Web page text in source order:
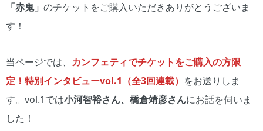
「赤鬼」 のチケットをご購入いただきありがとうございま
す！
当ページでは、 カンフェティでチケットをご購入の方限
定！特別インタビューvol.1（全3回連載） をお送りしま
す。vol.1では小河智裕さん、橋倉靖彦さんにお話を伺いま
した！